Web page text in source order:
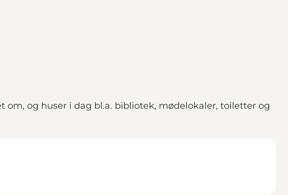
og huser i dag bl.a. bibliotek, mødelokaler, toiletter og